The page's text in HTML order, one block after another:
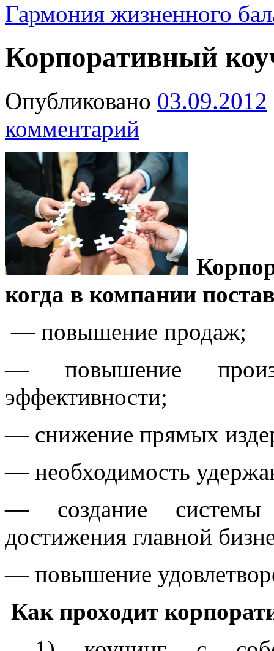
Гармония жизненного
Корпоративный
Опубликовано 03.09.2012
комментарий
когда в компании
— повышение продаж;
— повышение
эффективности;
— снижение прямых
— необходимость
— создание системы
достижения главной
— повышение
Как проходит